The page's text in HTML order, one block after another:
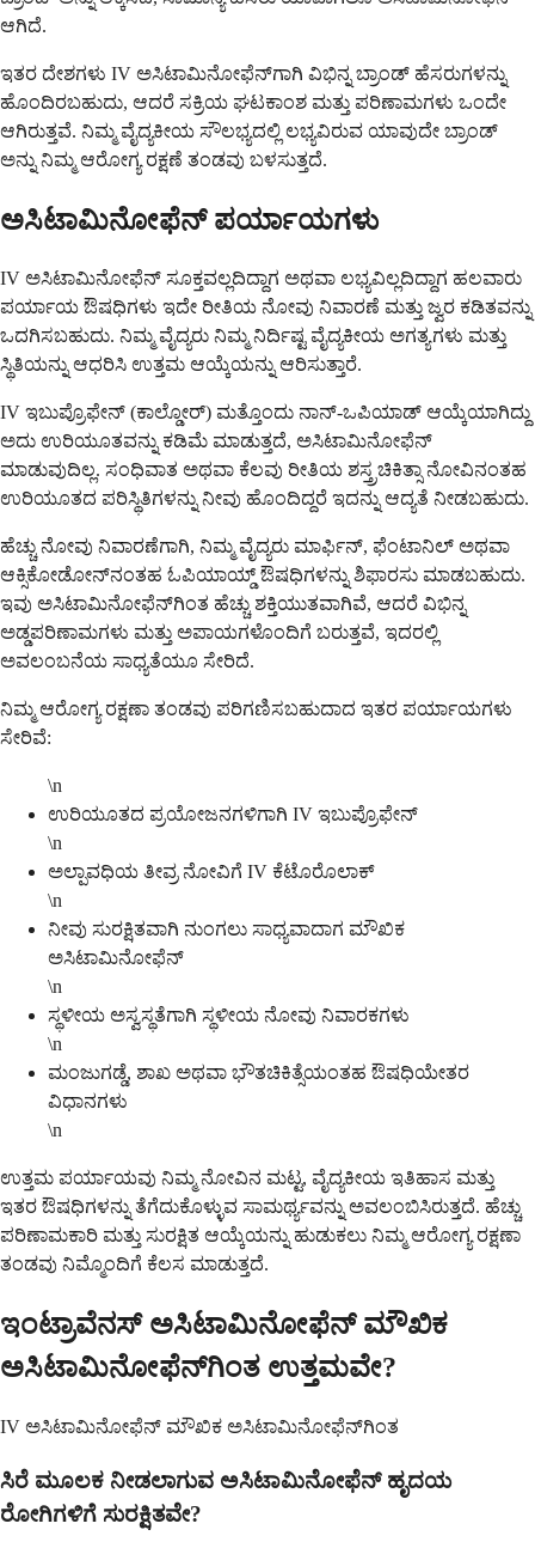
ಆಗಿದೆ.
ಇತರ ದೇಶಗಳು IV ಅಸಿಟಾಮಿನೋಫೆನ್‌ಗಾಗಿ ವಿಭಿನ್ನ ಬ್ರಾಂಡ್ ಹೆಸರುಗಳನ್ನು
ಹೊಂದಿರಬಹುದು, ಆದರೆ ಸಕ್ರಿಯ ಘಟಕಾಂಶ ಮತ್ತು ಪರಿಣಾಮಗಳು ಒಂದೇ
ಆಗಿರುತ್ತವೆ. ನಿಮ್ಮ ವೈದ್ಯಕೀಯ ಸೌಲಭ್ಯದಲ್ಲಿ ಲಭ್ಯವಿರುವ ಯಾವುದೇ ಬ್ರಾಂಡ್
ಅನ್ನು ನಿಮ್ಮ ಆರೋಗ್ಯ ರಕ್ಷಣೆ ತಂಡವು ಬಳಸುತ್ತದೆ.
ಅಸಿಟಾಮಿನೋಫೆನ್ ಪರ್ಯಾಯಗಳು
IV ಅಸಿಟಾಮಿನೋಫೆನ್ ಸೂಕ್ತವಲ್ಲದಿದ್ದಾಗ ಅಥವಾ ಲಭ್ಯವಿಲ್ಲದಿದ್ದಾಗ ಹಲವಾರು
ಪರ್ಯಾಯ ಔಷಧಿಗಳು ಇದೇ ರೀತಿಯ ನೋವು ನಿವಾರಣೆ ಮತ್ತು ಜ್ವರ ಕಡಿತವನ್ನು
ಒದಗಿಸಬಹುದು. ನಿಮ್ಮ ವೈದ್ಯರು ನಿಮ್ಮ ನಿರ್ದಿಷ್ಟ ವೈದ್ಯಕೀಯ ಅಗತ್ಯಗಳು ಮತ್ತು
ಸ್ಥಿತಿಯನ್ನು ಆಧರಿಸಿ ಉತ್ತಮ ಆಯ್ಕೆಯನ್ನು ಆರಿಸುತ್ತಾರೆ.
IV ಇಬುಪ್ರೊಫೇನ್ (ಕಾಲ್ಡೋರ್) ಮತ್ತೊಂದು ನಾನ್-ಒಪಿಯಾಡ್ ಆಯ್ಕೆಯಾಗಿದ್ದು
ಅದು ಉರಿಯೂತವನ್ನು ಕಡಿಮೆ ಮಾಡುತ್ತದೆ, ಅಸಿಟಾಮಿನೋಫೆನ್
ಮಾಡುವುದಿಲ್ಲ. ಸಂಧಿವಾತ ಅಥವಾ ಕೆಲವು ರೀತಿಯ ಶಸ್ತ್ರಚಿಕಿತ್ಸಾ ನೋವಿನಂತಹ
ಉರಿಯೂತದ ಪರಿಸ್ಥಿತಿಗಳನ್ನು ನೀವು ಹೊಂದಿದ್ದರೆ ಇದನ್ನು ಆದ್ಯತೆ ನೀಡಬಹುದು.
ಹೆಚ್ಚು ನೋವು ನಿವಾರಣೆಗಾಗಿ, ನಿಮ್ಮ ವೈದ್ಯರು ಮಾರ್ಫಿನ್, ಫೆಂಟಾನಿಲ್ ಅಥವಾ
ಆಕ್ಸಿಕೋಡೋನ್‌ನಂತಹ ಓಪಿಯಾಯ್ಡ್ ಔಷಧಿಗಳನ್ನು ಶಿಫಾರಸು ಮಾಡಬಹುದು.
ಇವು ಅಸಿಟಾಮಿನೋಫೆನ್‌ಗಿಂತ ಹೆಚ್ಚು ಶಕ್ತಿಯುತವಾಗಿವೆ, ಆದರೆ ವಿಭಿನ್ನ
ಅಡ್ಡಪರಿಣಾಮಗಳು ಮತ್ತು ಅಪಾಯಗಳೊಂದಿಗೆ ಬರುತ್ತವೆ, ಇದರಲ್ಲಿ
ಅವಲಂಬನೆಯ ಸಾಧ್ಯತೆಯೂ ಸೇರಿದೆ.
ನಿಮ್ಮ ಆರೋಗ್ಯ ರಕ್ಷಣಾ ತಂಡವು ಪರಿಗಣಿಸಬಹುದಾದ ಇತರ ಪರ್ಯಾಯಗಳು
ಸೇರಿವೆ:
\n
ಉರಿಯೂತದ ಪ್ರಯೋಜನಗಳಿಗಾಗಿ IV ಇಬುಪ್ರೊಫೇನ್
\n
ಅಲ್ಪಾವಧಿಯ ತೀವ್ರ ನೋವಿಗೆ IV ಕೆಟೊರೊಲಾಕ್
\n
ನೀವು ಸುರಕ್ಷಿತವಾಗಿ ನುಂಗಲು ಸಾಧ್ಯವಾದಾಗ ಮೌಖಿಕ
ಅಸಿಟಾಮಿನೋಫೆನ್
\n
ಸ್ಥಳೀಯ ಅಸ್ವಸ್ಥತೆಗಾಗಿ ಸ್ಥಳೀಯ ನೋವು ನಿವಾರಕಗಳು
\n
ಮಂಜುಗಡ್ಡೆ, ಶಾಖ ಅಥವಾ ಭೌತಚಿಕಿತ್ಸೆಯಂತಹ ಔಷಧಿಯೇತರ
ವಿಧಾನಗಳು
\n
ಉತ್ತಮ ಪರ್ಯಾಯವು ನಿಮ್ಮ ನೋವಿನ ಮಟ್ಟ, ವೈದ್ಯಕೀಯ ಇತಿಹಾಸ ಮತ್ತು
ಇತರ ಔಷಧಿಗಳನ್ನು ತೆಗೆದುಕೊಳ್ಳುವ ಸಾಮರ್ಥ್ಯವನ್ನು ಅವಲಂಬಿಸಿರುತ್ತದೆ. ಹೆಚ್ಚು
ಪರಿಣಾಮಕಾರಿ ಮತ್ತು ಸುರಕ್ಷಿತ ಆಯ್ಕೆಯನ್ನು ಹುಡುಕಲು ನಿಮ್ಮ ಆರೋಗ್ಯ ರಕ್ಷಣಾ
ತಂಡವು ನಿಮ್ಮೊಂದಿಗೆ ಕೆಲಸ ಮಾಡುತ್ತದೆ.
ಇಂಟ್ರಾವೆನಸ್ ಅಸಿಟಾಮಿನೋಫೆನ್ ಮೌಖಿಕ
ಅಸಿಟಾಮಿನೋಫೆನ್‌ಗಿಂತ ಉತ್ತಮವೇ?
IV ಅಸಿಟಾಮಿನೋಫೆನ್ ಮೌಖಿಕ ಅಸಿಟಾಮಿನೋಫೆನ್‌ಗಿಂತ
ಸಿರೆ ಮೂಲಕ ನೀಡಲಾಗುವ ಅಸಿಟಾಮಿನೋಫೆನ್ ಹೃದಯ
ರೋಗಿಗಳಿಗೆ ಸುರಕ್ಷಿತವೇ?